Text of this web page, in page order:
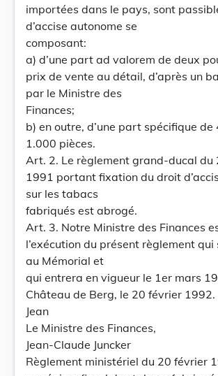
importées dans le pays, sont
d’accise autonome se
composant:
a) d’une part ad valorem de deux
prix de vente au détail, d’après un
par le Ministre des
Finances;
b) en outre, d’une part spécifique
1.000 pièces.
Art. 2. Le règlement grand-ducal du
1991 portant fixation du droit
sur les tabacs
fabriqués est abrogé.
Art. 3. Notre Ministre des Finances
l’exécution du présent règlement
au Mémorial et
qui entrera en vigueur le 1er mars
Château de Berg, le 20 février 1992.
Jean
Le Ministre des Finances,
Jean-Claude Juncker
Règlement ministériel du 20 février